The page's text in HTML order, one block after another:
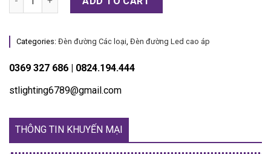
Categories: Đèn đường Các loại Đèn đường Led cao áp
0369 327 686 | 0824.194.444
stlighting6789@gmail.com
THÔNG TIN KHUYẾN MẠI